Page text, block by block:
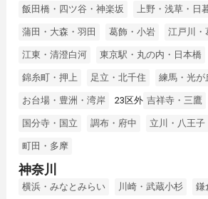
飯田橋・四ツ谷・神楽坂 上野・浅草・日
蒲田・大森・羽田 葛飾・小岩 江戸川・
江東・清澄白河 東京駅・丸の内・日本橋
錦糸町・押上 足立・北千住 練馬・光が
お台場・豊洲・湾岸 23区外 吉祥寺・三鷹
国分寺・国立 調布・府中 立川・八王子
町田・多摩
神奈川
横浜・みなとみらい 川崎・武蔵小杉 鎌